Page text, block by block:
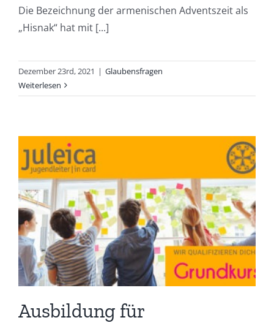
Die Bezeichnung der armenischen Adventszeit als
„Hisnak“ hat mit [...]
Dezember 23rd, 2021 | Glaubensfragen
Weiterlesen
Ausbildung für